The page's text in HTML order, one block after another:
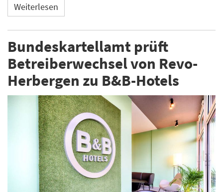
Weiterlesen
Bundeskartellamt prüft
Betreiberwechsel von Revo-
Herbergen zu B&B-Hotels